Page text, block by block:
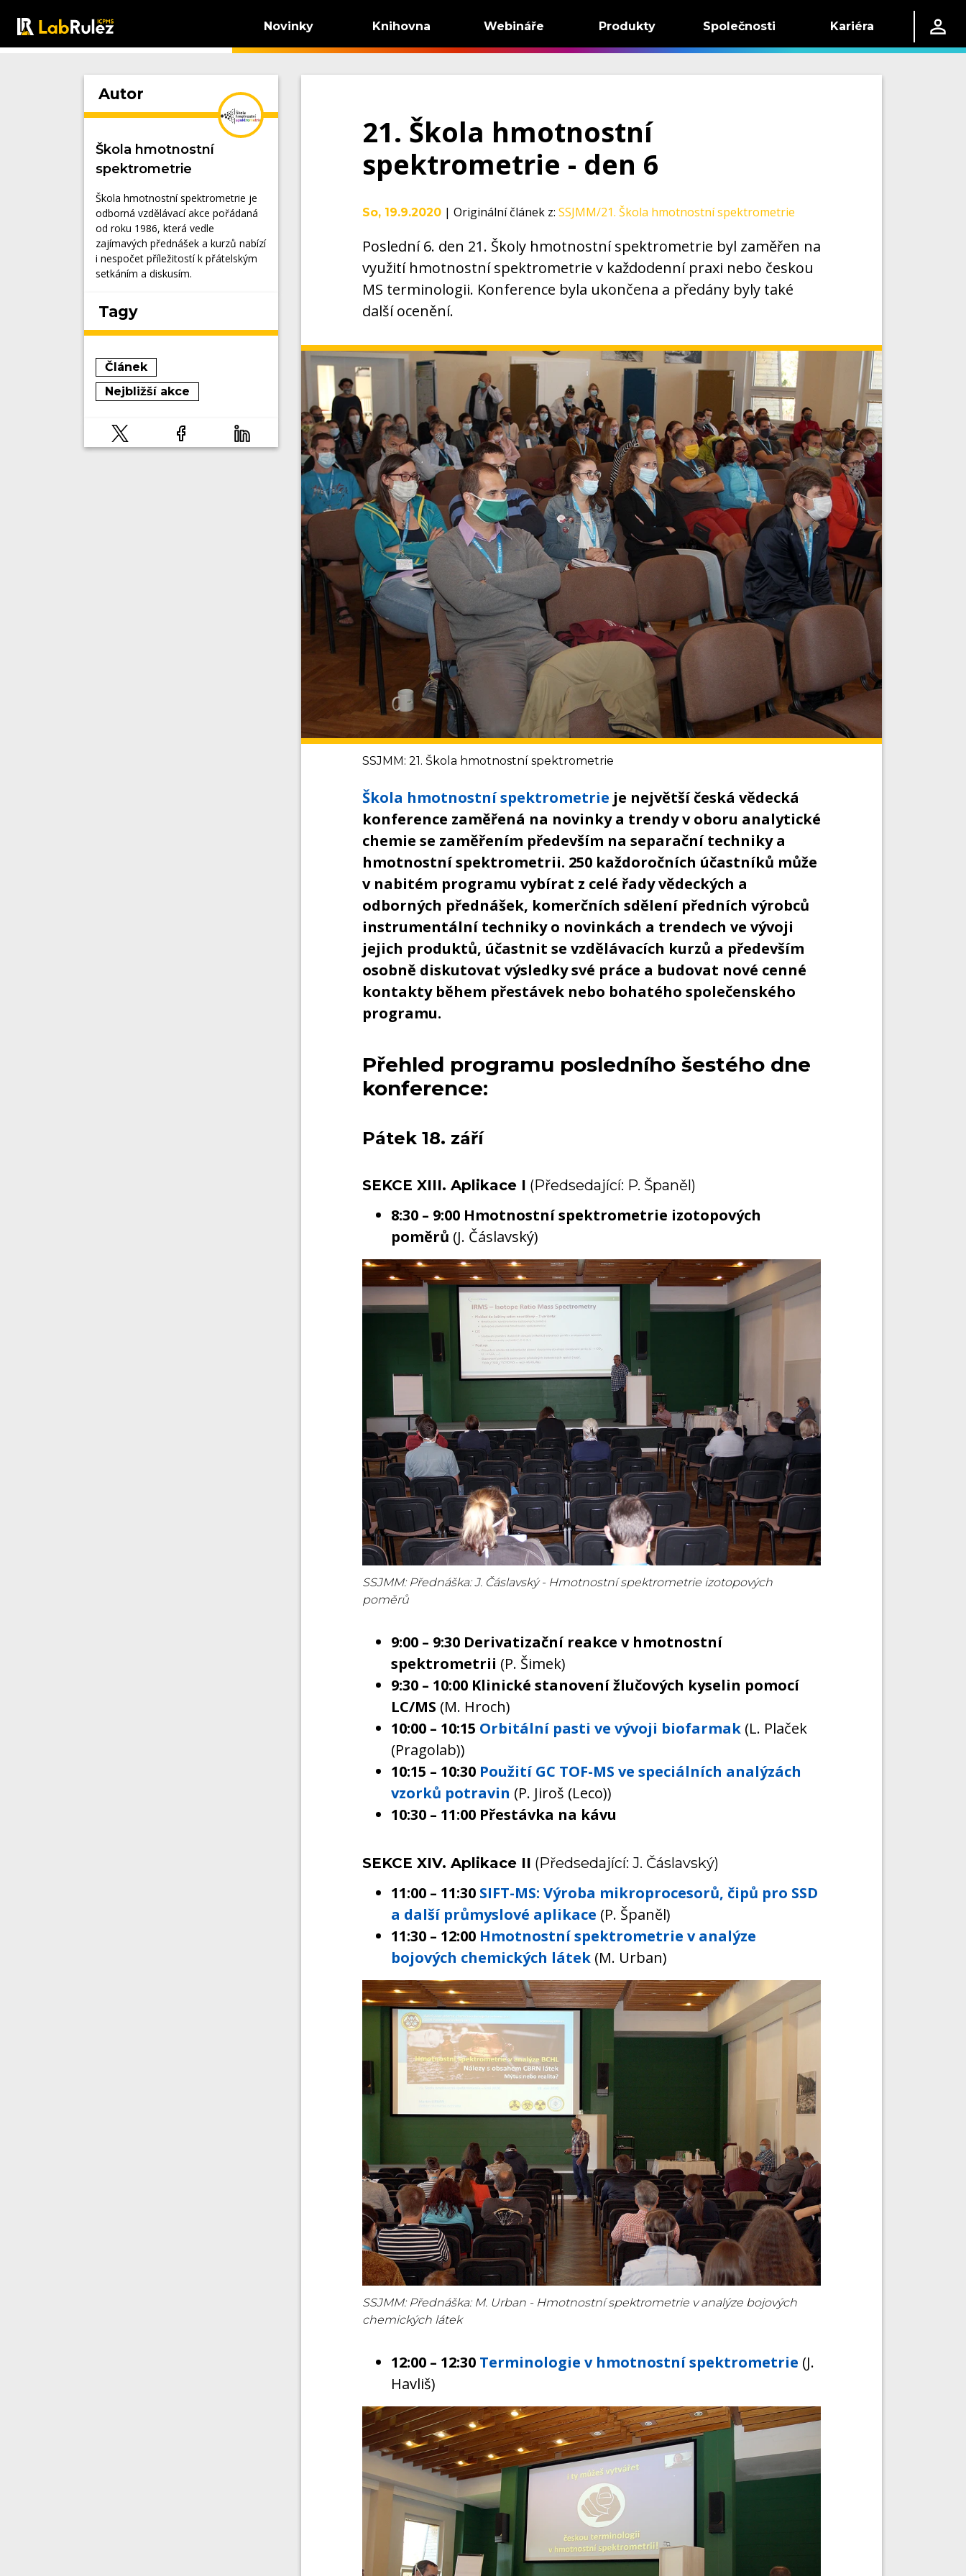
Novinky Knihovna Webináře Produkty Společnosti Kariéra
Autor
Škola hmotnostní
spektrometrie
Škola hmotnostní spektrometrie je
odborná vzdělávací akce pořádaná
od roku 1986, která vedle
zajímavých přednášek a kurzů nabízí
i nespočet příležitostí k přátelským
setkáním a diskusím.
Tagy
Článek
Nejbližší akce
21. Škola hmotnostní
spektrometrie - den 6
So, 19.9.2020 | Originální článek z: SSJMM/21. Škola hmotnostní spektrometrie
Poslední 6. den 21. Školy hmotnostní spektrometrie byl zaměřen na
využití hmotnostní spektrometrie v každodenní praxi nebo českou
MS terminologii. Konference byla ukončena a předány byly také
další ocenění.
SSJMM: 21. Škola hmotnostní spektrometrie
Škola hmotnostní spektrometrie je největší česká vědecká
konference zaměřená na novinky a trendy v oboru analytické
chemie se zaměřením především na separační techniky a
hmotnostní spektrometrii. 250 každoročních účastníků může
v nabitém programu vybírat z celé řady vědeckých a
odborných přednášek, komerčních sdělení předních výrobců
instrumentální techniky o novinkách a trendech ve vývoji
jejich produktů, účastnit se vzdělávacích kurzů a především
osobně diskutovat výsledky své práce a budovat nové cenné
kontakty během přestávek nebo bohatého společenského
programu.
Přehled programu posledního šestého dne
konference:
Pátek 18. září
SEKCE XIII. Aplikace I (Předsedající: P. Španěl)
8:30 – 9:00 Hmotnostní spektrometrie izotopových
poměrů (J. Čáslavský)
SSJMM: Přednáška: J. Čáslavský - Hmotnostní spektrometrie izotopových
poměrů
9:00 – 9:30 Derivatizační reakce v hmotnostní
spektrometrii (P. Šimek)
9:30 – 10:00 Klinické stanovení žlučových kyselin pomocí
LC/MS (M. Hroch)
10:00 – 10:15 Orbitální pasti ve vývoji biofarmak(L. Plaček
(Pragolab))
10:15 – 10:30 Použití GC TOF-MS ve speciálních analýzách
vzorků potravin (P. Jiroš (Leco))
10:30 – 11:00 Přestávka na kávu
SEKCE XIV. Aplikace II (Předsedající: J. Čáslavský)
11:00 – 11:30 SIFT-MS: Výroba mikroprocesorů, čipů pro SSD
a další průmyslové aplikace (P. Španěl)
11:30 – 12:00 Hmotnostní spektrometrie v analýze
bojových chemických látek(M. Urban)
SSJMM: Přednáška: M. Urban - Hmotnostní spektrometrie v analýze bojových
chemických látek
12:00 – 12:30 Terminologie v hmotnostní spektrometrie (J.
Havliš)